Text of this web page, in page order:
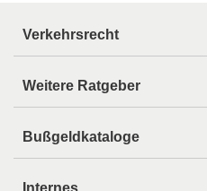
Verkehrsrecht
Weitere Ratgeber
Bußgeldkataloge
Internes